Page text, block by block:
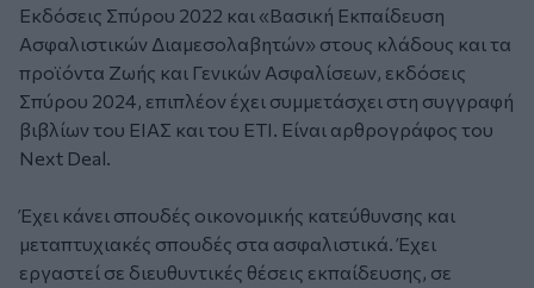
Εκδόσεις Σπύρου 2022 και «Βασική Εκπαίδευση
Ασφαλιστικών Διαμεσολαβητών» στους κλάδους και τα
προϊόντα Ζωής και Γενικών Ασφαλίσεων, εκδόσεις
Σπύρου 2024, επιπλέον έχει συμμετάσχει στη συγγραφή
βιβλίων του ΕΙΑΣ και του ΕΤΙ. Είναι αρθρογράφος του
Next Deal.
Έχει κάνει σπουδές οικονομικής κατεύθυνσης και
μεταπτυχιακές σπουδές στα ασφαλιστικά. Έχει
εργαστεί σε διευθυντικές θέσεις εκπαίδευσης, σε